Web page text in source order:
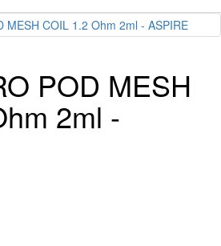
POD MESH
2ml -